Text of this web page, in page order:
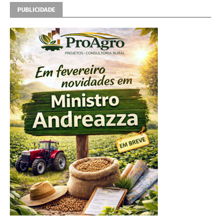
PUBLICIDADE